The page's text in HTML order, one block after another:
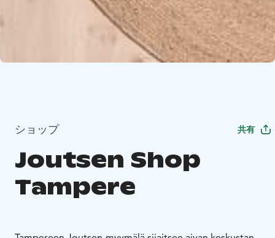
ショップ 共有
Joutsen Shop
Tampere